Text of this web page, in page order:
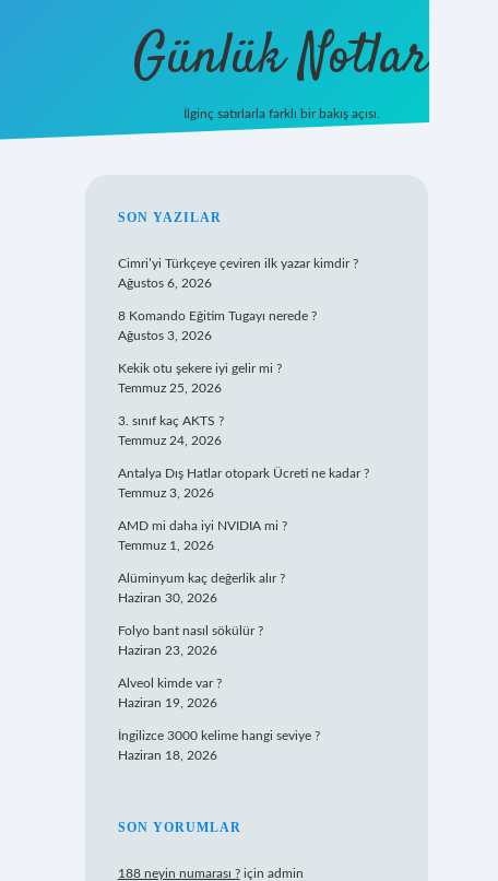
Günlük Notlar
İlginç satırlarla farklı bir bakış açısı.
SIDEBAR
SON YAZILAR
Cimri’yi Türkçeye çeviren ilk yazar kimdir ?
Ağustos 6, 2026
8 Komando Eğitim Tugayı nerede ?
Ağustos 3, 2026
Kekik otu şekere iyi gelir mi ?
Temmuz 25, 2026
3. sınıf kaç AKTS ?
Temmuz 24, 2026
Antalya Dış Hatlar otopark Ücreti ne kadar ?
Temmuz 3, 2026
AMD mi daha iyi NVIDIA mi ?
Temmuz 1, 2026
Alüminyum kaç değerlik alır ?
Haziran 30, 2026
Folyo bant nasıl sökülür ?
Haziran 23, 2026
Alveol kimde var ?
Haziran 19, 2026
İngilizce 3000 kelime hangi seviye ?
Haziran 18, 2026
SON YORUMLAR
188 neyin numarası ?için admin